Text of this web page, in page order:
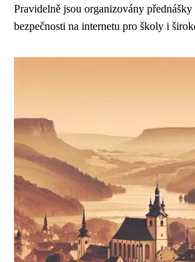
Pravidelně jsou organizovány
bezpečnosti na internetu pro školy i